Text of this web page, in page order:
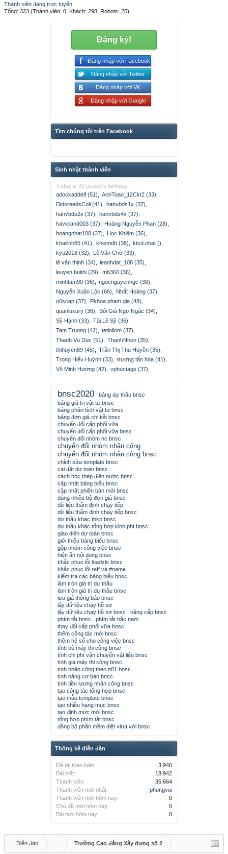
Thành viên đang trực tuyến
Tổng: 323 (Thành viên: 0, Khách: 298, Robots: 25)
Đăng ký!
Đăng nhập với Facebook
Đăng nhập với Twitter
Đăng nhập với VK
Đăng nhập với Google
Tìm chúng tôi trên Facebook
Sinh nhật thành viên
Today is 39 people's birthday.
adockaddelf (51)
AnhToan_12Ckt2 (33)
DidoreedsColi (41)
hanvbds1x (37)
hanvbds2x (37)
hanvbds4x (37)
havicland003 (37)
Hoàng Nguyễn Phan (28)
hoangnhat108 (37)
Học Khiêm (36)
khailinh85 (41)
khiemdh (36) ktxd.nhat ()
kyu2018 (32)
Lê Văn Chớ (33)
lê văn thịnh (34)
leanhdat_108 (35)
leuyen buithi (29)
mb360 (36)
minhtam90 (36)
ngocnguyenhgc (38)
Nguyễn Xuân Lộc (66)
Nhất Hoàng (37)
o0scap (37)
Pkhoa pham gia (48)
quanluxury (36)
Sói Già Ngơ Ngác (34)
Sỹ Hạnh (33)
Tài Lê Sỹ (36)
Tam Truong (42)
tetloilom (37)
Thanh Vu Duc (51)
ThanhNhon (35)
thihuyen89 (45)
Trần Thị Thu Huyền (35)
Trọng Hiếu Huỳnh (33)
trương tấn hóa (41)
Võ Minh Hường (42)
vphuctags (37)
bnsc2020
bảng dự thầu bnsc
bảng giá trị vật tư bnsc
bảng phân tích vật tư bnsc
bảng đơn giá chi tiết bnsc
chuyển đổi cấp phối vữa
chuyển đổi cấp phối vữa bnsc
chuyển đổi nhóm nc bnsc
chuyển đổi nhóm nhân công
chuyển đổi nhóm nhân công bnsc
chỉnh sửa template bnsc
cài đặt dự toán bnsc
cách bóc thép điện nước bnsc
cập nhật bảng biểu bnsc
cập nhật phiên bản mới bnsc
dùng nhiều bộ đơn giá bnsc
dữ liệu thẩm định chạy tiếp
dữ liệu thẩm định chạy tiếp bnsc
dự thầu khác thkp bnsc
dự thầu khác tổng hợp kinh phí bnsc
giao diện dự toán bnsc
giới thiệu bảng biểu bnsc
gộp nhóm công việc bnsc
hiện ẩn nội dung bnsc
khắc phục lỗi loadxls bnsc
khắc phục lỗi reff và #name
kiểm tra các bảng biểu bnsc
làm tròn giá trị dự thầu
làm tròn giá trị dự thầu bnsc
lưu giá thông báo bnsc
lấy dữ liệu chạy hồ sơ
lấy dữ liệu chạy hồ sơ bnsc
nâng cấp bnsc
phím tắt bnsc
phím tắt bắc nam
thay đổi cấp phối vữa bnsc
thêm công tác mới bnsc
thêm hệ số cho công việc bnsc
tính bù máy thi công bnsc
tính chi phí vận chuyển vật liệu bnsc
tính giá máy thi công bnsc
tính nhân công theo tt01 bnsc
tính năng cơ bản bnsc
tính tiền lương nhân công bnsc
tạo công tác tổng hợp bnsc
tạo mẫu template bnsc
tạo nhiều hạng mục bnsc
tạo định mức mới bnsc
tổng hợp phím tắt bnsc
đồng bộ phần mềm diệt virut với bnsc
Thống kê diễn đàn
Đề tài thảo luận:
3,940
Bài viết:
18,942
Thành viên:
35,664
Thành viên mới nhất:
phongvui
Thành viên mới hôm nay:
0
Chủ đề mới hôm nay:
0
Bài mới hôm nay:
0
Diễn đàn Trường Cao đẳng Xây dựng số 2